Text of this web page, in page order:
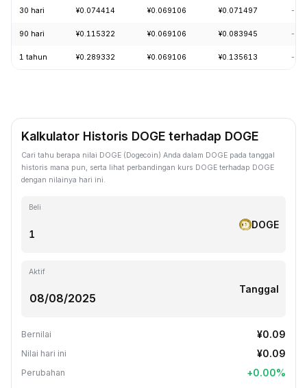
30 hari ¥0.074414 ¥0.069106 ¥0.071497 -
90 hari ¥0.115322 ¥0.069106 ¥0.083945 -
1 tahun ¥0.289332 ¥0.069106 ¥0.135613 -
Kalkulator Historis DOGE terhadap DOGE
Cari tahu berapa nilai DOGE (Dogecoin) Anda dalam DOGE pada tanggal
historis mana pun, serta lihat perbandingan kurs DOGE terhadap DOGE
dengan nilainya hari ini.
Beli
DOGE
Aktif
Tanggal
Bernilai ¥0.09
Nilai hari ini ¥0.09
Perubahan +0.00%